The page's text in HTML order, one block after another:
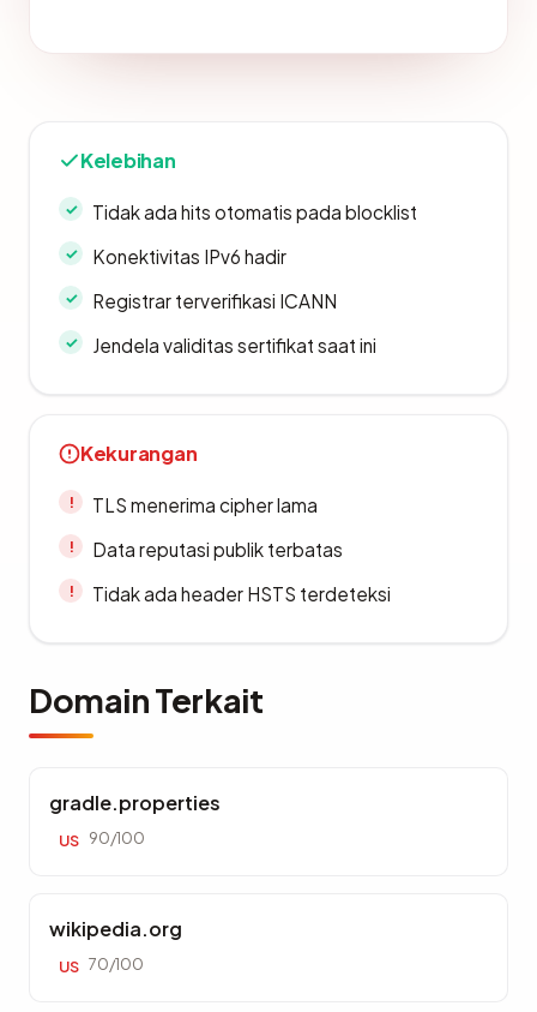
Kelebihan
Tidak ada hits otomatis pada blocklist
Konektivitas IPv6 hadir
Registrar terverifikasi ICANN
Jendela validitas sertifikat saat ini
Kekurangan
TLS menerima cipher lama
Data reputasi publik terbatas
Tidak ada header HSTS terdeteksi
Domain Terkait
gradle.properties
US 90/100
wikipedia.org
US 70/100